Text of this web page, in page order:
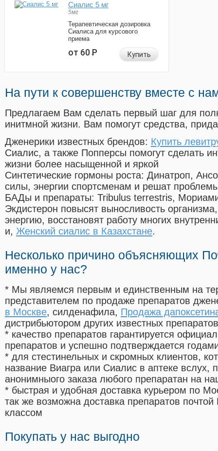
Сиалис 5 мг
5мг
Терапевтическая дозировка
Сиалиса для курсового
приема
от 60Р Купить
На пути к совершенству вместе с
Предлагаем Вам сделать первый шаг для
инитмной жизни. Вам помогут средства,
Дженерики известных брендов: Купить
Сиалис, а также Попперсы помогут сделать
жизни более насыщенной и яркой
Синтетические гормоны роста: Динатроп,
силы, энергии спортсменам и решат
БАДы и препараты: Tribulus terrestris,
Экдистерон повысят выносливость
энергию, восстановят работу многих
и, Женский сиалис в Казахстане.
Несколько причино объясняющих
именно у нас?
* Мы являемся первым и единственным на
представителем по продаже препаратов
в Москве, силденафила, Продажа
дистрибьютором других известных препаратов
* качество препаратов гарантируется
препаратов и успешно подтверждается
* для стестинельных и скромных клиентов,
название Виагра или Сиалис в аптеке вслух,
анонимныого заказа любого препаратан на
* быстрая и удобная доставка курьером по
так же возможна доставка препаратов
классом
Покупать у нас выгодно